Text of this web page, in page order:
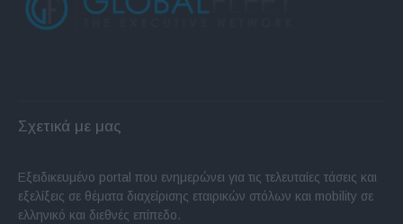
Σχετικά με μας
Εξειδικευμένο portal που ενημερώνει για τις τελευταίες τάσεις και
εξελίξεις σε θέματα διαχείρισης εταιρικών στόλων και mobility σε
ελληνικό και διεθνές επίπεδο.